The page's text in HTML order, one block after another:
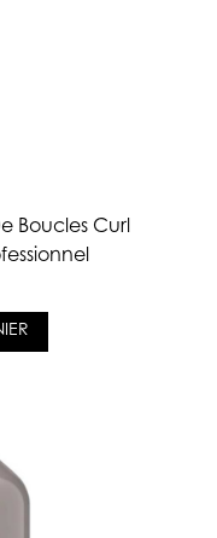
Boucles Curl